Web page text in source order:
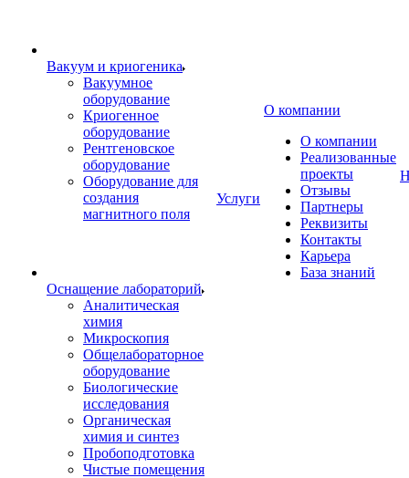
Вакуум и криогеника
Вакуумное
оборудование
Криогенное
оборудование
Рентгеновское
оборудование
Оборудование для
создания
магнитного поля
Оснащение лабораторий
Аналитическая
химия
Микроскопия
Общелабораторное
оборудование
Биологические
исследования
Органическая
химия и синтез
Пробоподготовка
Чистые помещения
Услуги
О компании
О компании
Реализованные
проекты
Отзывы
Партнеры
Реквизиты
Контакты
Карьера
База знаний